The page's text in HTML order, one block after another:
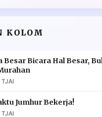
KOLOM
Besar Bicara Hal Besar,
TJAI
Jumhur Bekerja!
TJAI